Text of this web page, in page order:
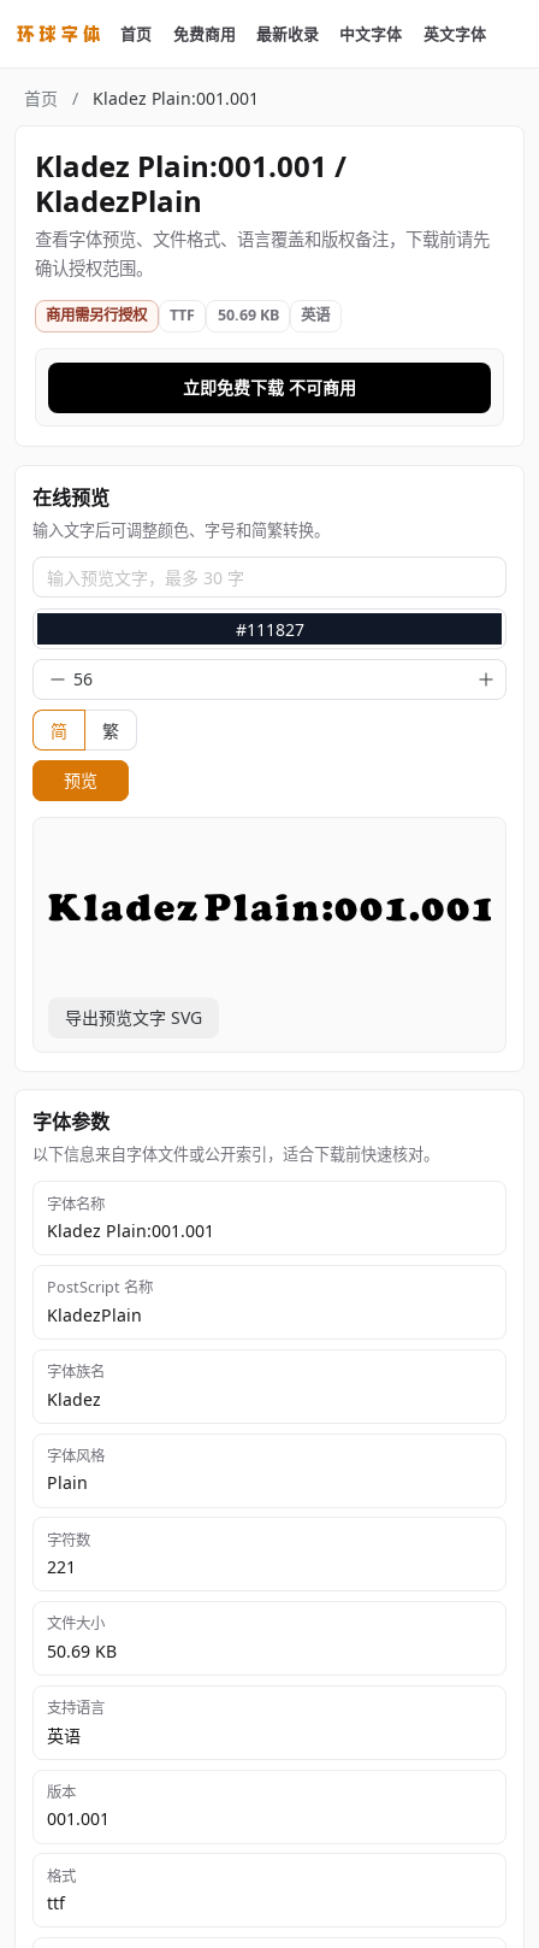
首页 免费商用 最新收录 中文字体 英文字体
首页 / Kladez Plain:001.001
Kladez Plain:001.001 /
KladezPlain
查看字体预览、文件格式、语言覆盖和版权备注，下载前请先
确认授权范围。
商用需另行授权 TTF 50.69 KB 英语
立即免费下载 不可商用
在线预览
输入文字后可调整颜色、字号和简繁转换。
输入预览文字，最多 30 字
#111827
简 繁
预览
导出预览文字 SVG
字体参数
以下信息来自字体文件或公开索引，适合下载前快速核对。
字体名称
Kladez Plain:001.001
PostScript 名称
KladezPlain
字体族名
Kladez
字体风格
Plain
字符数
221
文件大小
50.69 KB
支持语言
英语
版本
001.001
格式
ttf